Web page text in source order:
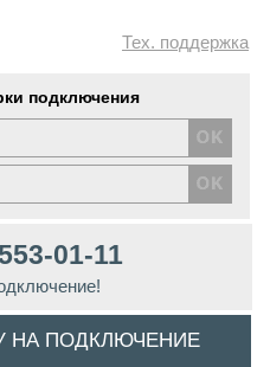
Тех. поддержка
подключения
01-11
НА ПОДКЛЮЧЕНИЕ